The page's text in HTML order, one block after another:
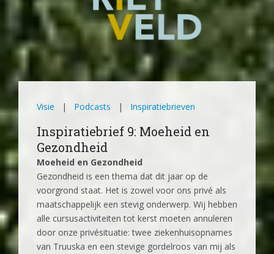
Visie | Podcasts | Inspiratiebrieven
Inspiratiebrief 9: Moeheid en
Gezondheid
Moeheid en Gezondheid
Gezondheid is een thema dat dit jaar op de
voorgrond staat. Het is zowel voor ons privé als
maatschappelijk een stevig onderwerp. Wij hebben
alle cursusactiviteiten tot kerst moeten annuleren
door onze privésituatie: twee ziekenhuisopnames
van Truuska en een stevige gordelroos van mij als